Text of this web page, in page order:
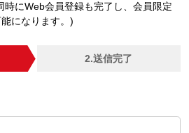
にWeb会員登録も完了し、会員限定
になります。)
2.送信完了